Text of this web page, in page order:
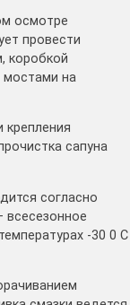
осмотре
провести
коробкой
мостами на
сапуна
согласно
всесезонное
-30 0 С